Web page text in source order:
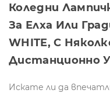
Коледни
За Елха Или
WHITE, С
Дистанционно
Искате ли да